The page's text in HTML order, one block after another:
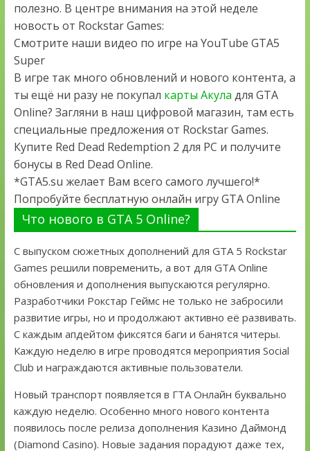
полезно. В центре внимания на этой неделе
новость от Rockstar Games:
Смотрите наши видео по игре на YouTube GTA5
Super
В игре так много обновлений и нового контента, а
ты ещё ни разу не покупал карты Акула для GTA
Online? Загляни в наш цифровой магазин, там есть
специальные предложения от Rockstar Games.
Купите Red Dead Redemption 2 для PC и получите
бонусы в Red Dead Online.
*GTA5.su желает Вам всего самого лучшего!*
Попробуйте бесплатную онлайн игру GTA Online
Что нового в GTA 5 Online?
С выпуском сюжетных дополнений для GTA 5 Rockstar
Games решили повременить, а вот для GTA Online
обновления и дополнения выпускаются регулярно.
Разработчики Рокстар Геймс не только не забросили
развитие игры, но и продолжают активно её развивать.
С каждым апдейтом фиксятся баги и банятся читеры.
Каждую неделю в игре проводятся мероприятия Social
Club и награждаются активные пользователи.
Новый транспорт появляется в ГТА Онлайн буквально
каждую неделю. Особенно много нового контента
появилось после релиза дополнения Казино Даймонд
(Diamond Casino). Новые задания порадуют даже тех,